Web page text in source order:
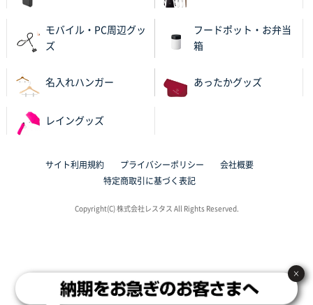
群馬県K社様
ポリ袋 手穴B4サイズ
1000枚
に進められるから
東京都S社様
大阪府のお客様
東京都S社様
モバイル・PC周辺グッ
ズ
フードポット・お弁当
箱
名入れハンガー あったかグッズ
レイングッズ
サイト利用規約 プライバシーポリシー
会社概要
特定商取引に基づく表記
Copyright(C) 株式会社レスタス All Rights Reserved.
×